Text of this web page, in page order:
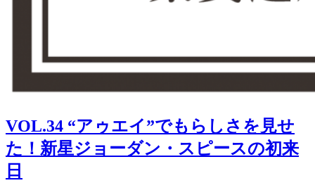
VOL.34 “アゥエイ”でもらしさを見せ
た！新星ジョーダン・スピースの初来
日